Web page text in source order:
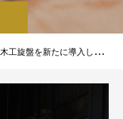
した！（ROBUST社 American Beauty・Sweet16）